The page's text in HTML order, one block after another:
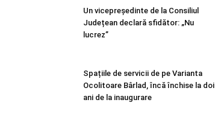
Un vicepreședinte de la Consiliul
Județean declară sfidător: „Nu
lucrez”
Spațiile de servicii de pe Varianta
Ocolitoare Bârlad, încă închise la doi
ani de la inaugurare